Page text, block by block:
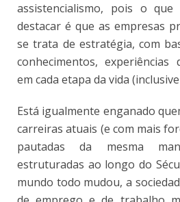
assistencialismo, pois o
destacar é que as empresas
se trata de estratégia, com
conhecimentos, experiências
em cada etapa da vida
Está igualmente enganado
carreiras atuais (e com mais
pautadas da mesma
estruturadas ao longo do
mundo todo mudou, a